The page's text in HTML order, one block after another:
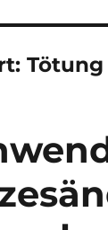
Tötung